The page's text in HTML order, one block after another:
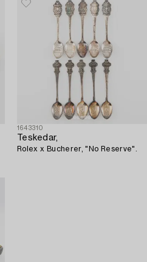
1643310
Teskedar,
Rolex x Bucherer, "No Reserve".